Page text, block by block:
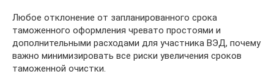
Любое отклонение от запланированного срока
таможенного оформления чревато простоями и
дополнительными расходами для участника ВЭД, почему
важно минимизировать все риски увеличения сроков
таможенной очистки.